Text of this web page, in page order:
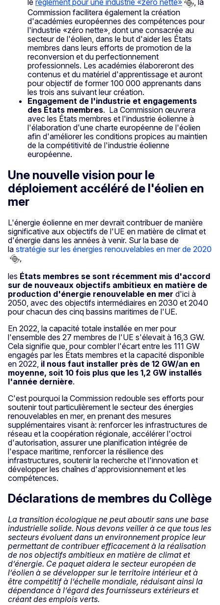
le règlement pour une industrie «zéro nette»
, la
Commission facilitera également la création
d'académies européennes des compétences pour
l'industrie «zéro nette», dont une consacrée au
secteur de l'éolien, dans le but d'aider les États
membres dans leurs efforts de promotion de la
reconversion et du perfectionnement
professionnels. Les académies élaboreront des
contenus et du matériel d'apprentissage et auront
pour objectif de former 100 000 apprenants dans
les trois ans suivant leur création.
Engagement de l'industrie et engagements
des États membres. La Commission œuvrera
avec les États membres et l'industrie éolienne à
l'élaboration d'une charte européenne de l'éolien
afin d'améliorer les conditions propices au maintien
de la compétitivité de l'industrie éolienne
européenne.
Une nouvelle vision pour le
déploiement accéléré de l'éolien en
mer
L'énergie éolienne en mer devrait contribuer de manière
significative aux objectifs de l'UE en matière de climat et
d'énergie dans les années à venir. Sur la base de
la stratégie sur les énergies renouvelables en mer de 2020
les États membres se sont récemment mis d'accord
sur de nouveaux objectifs ambitieux en matière de
production d'énergie renouvelable en mer d'ici à
2050, avec des objectifs intermédiaires en 2030 et 2040
pour chacun des cinq bassins maritimes de l'UE.
En 2022, la capacité totale installée en mer pour
l'ensemble des 27 membres de l'UE s'élevait à 16,3 GW.
Cela signifie que, pour combler l'écart entre les 111 GW
engagés par les États membres et la capacité disponible
en 2022, il nous faut installer près de 12 GW/an en
moyenne, soit 10 fois plus que les 1,2 GW installés
l'année dernière.
C'est pourquoi la Commission redouble ses efforts pour
soutenir tout particulièrement le secteur des énergies
renouvelables en mer, en prenant des mesures
supplémentaires visant à: renforcer les infrastructures de
réseau et la coopération régionale, accélérer l'octroi
d'autorisation, assurer une planification intégrée de
l'espace maritime, renforcer la résilience des
infrastructures, soutenir la recherche et l'innovation et
développer les chaînes d'approvisionnement et les
compétences.
Déclarations de membres du Collège
La transition écologique ne peut aboutir sans une base
industrielle solide. Nous devons veiller à ce que tous les
secteurs évoluent dans un environnement propice leur
permettant de contribuer efficacement à la réalisation
de nos objectifs ambitieux en matière de climat et
d’énergie. Ce paquet aidera le secteur européen de
l’éolien à se développer sur le territoire intérieur et à
être compétitif à l’échelle mondiale, réduisant ainsi la
dépendance à l’égard des fournisseurs extérieurs et
créant des emplois verts.